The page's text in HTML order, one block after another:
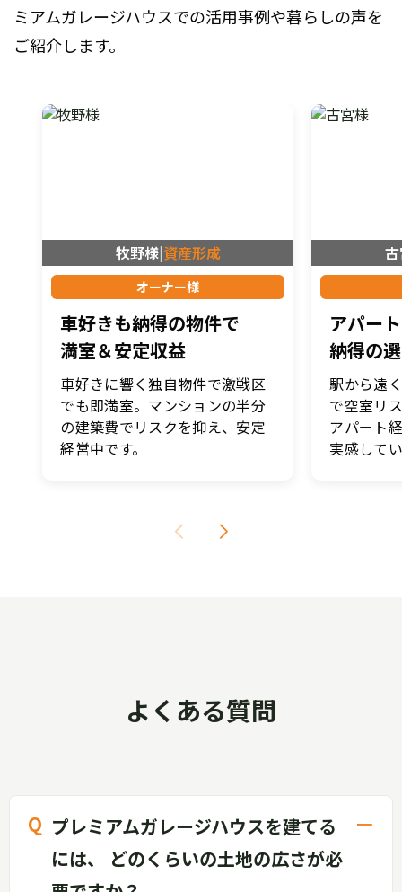
ミアムガレージハウスでの活用事例や暮らしの声を
ご紹介します。
牧野様|資産形成
オーナー様
車好きも納得の物件で
満室＆安定収益
車好きに響く独自物件で激戦区
でも即満室。マンションの半分
の建築費でリスクを抑え、安定
経営中です。
アパー
納得の
駅から遠
で空室リ
アパート
実感して
よくある質問
プレミアムガレージハウスを建てる
には、 どのくらいの土地の広さが必